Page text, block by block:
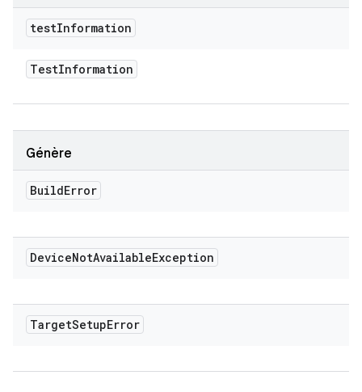
testInformation
TestInformation
Génère
BuildError
DeviceNotAvailableException
TargetSetupError